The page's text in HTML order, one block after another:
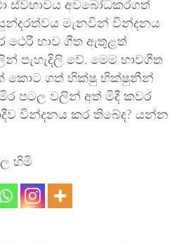
ස්වභාවය අවබෝධකරගත්
මැනවින් වින්දනය
ථෙරී භාව ගීත ඇතුළත්
පැහැදිලි වේ. මෙම භාවගීත
කොට ගත් භික්ෂු භික්ෂුනීන්
පටල වලින් අත් මිදී කවර
වින්දනය කර තිබේද? යන්න
හිමි